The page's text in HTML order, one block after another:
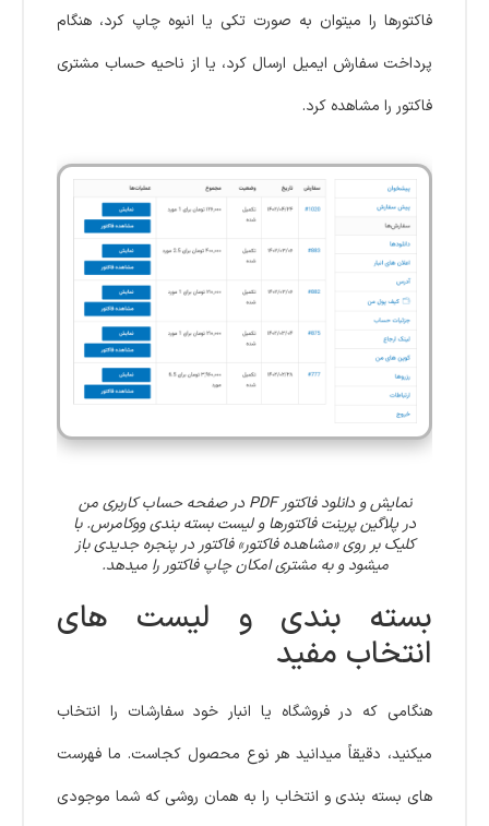
فاکتورها را میتوان به صورت تکی یا انبوه چاپ کرد، هنگام
پرداخت سفارش ایمیل ارسال کرد، یا از ناحیه حساب مشتری
فاکتور را مشاهده کرد.
نمایش و دانلود فاکتور PDF در صفحه حساب کاربری من
در پلاگین پرینت فاکتورها و لیست بسته بندی ووکامرس. با
کلیک بر روی «مشاهده فاکتور» فاکتور در پنجره جدیدی باز
میشود و به مشتری امکان چاپ فاکتور را میدهد.
بسته بندی و لیست های
انتخاب مفید
هنگامی که در فروشگاه یا انبار خود سفارشات را انتخاب
میکنید، دقیقاً میدانید هر نوع محصول کجاست. ما فهرست
های بسته بندی و انتخاب را به همان روشی که شما موجودی